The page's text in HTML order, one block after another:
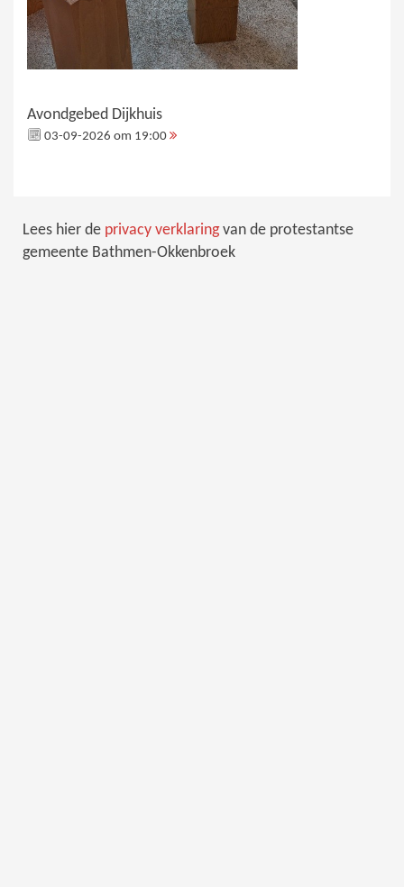
Avondgebed Dijkhuis
03-09-2026 om 19:00
Lees hier de privacy verklaringvan de protestantse
gemeente Bathmen-Okkenbroek